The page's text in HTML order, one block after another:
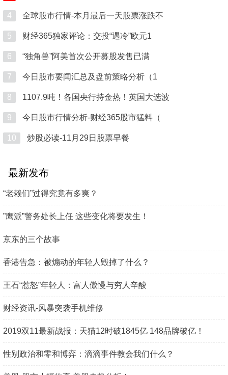
4 全球股市行情-本月最后一天股票涨跌不
5 财经365独家评论：交投“遇冷”欧元1
6 “独角兽”阿美首次公开募股发售已满
7 今日股市要闻汇总及盘前策略分析（1
8 1107.9吨！各国央行持金热！英国大选波
9 今日股市行情分析-财经365股市猛料（
10 炒股必读-11月29日股票早餐
最新发布
“老赖们”过得究竟有多爽？
”鹰派”警务处长上任 这些变化将要发生！
京东的三个故事
香港告急：被煽动的年轻人毁掉了什么？
王石“惹怒”年轻人：富人傲慢与穷人辛酸
财经资讯-风暴突袭手机维修
2019双11最新战报：天猫12时破1845亿 148品牌破亿！
性别政治和零和博弈：滴滴事件教会我们什么？